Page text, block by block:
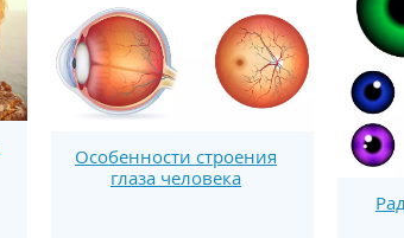
Особенности строения
глаза человека